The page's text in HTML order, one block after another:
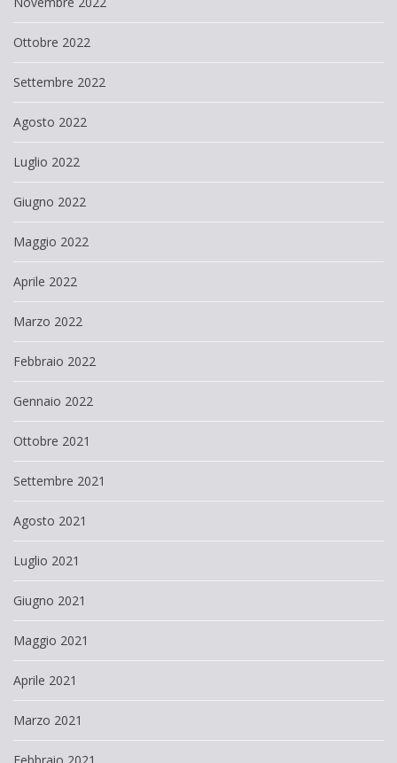
Ottobre 2022
Settembre 2022
Agosto 2022
Luglio 2022
Giugno 2022
Maggio 2022
Aprile 2022
Marzo 2022
Febbraio 2022
Gennaio 2022
Ottobre 2021
Settembre 2021
Agosto 2021
Luglio 2021
Giugno 2021
Maggio 2021
Aprile 2021
Marzo 2021